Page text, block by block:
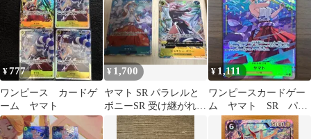
¥777
ワンピース カードゲ
ーム ヤマト
¥ 1,700
ヤマト SR パラレルと
ボニーSR 受け継がれる
意志 ワンピースカード
ゲーム
¥ 1,111
ワンピースカードゲー
ム ヤマト SR パラ
レルレア ②